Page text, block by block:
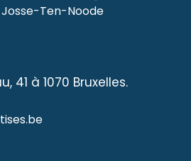
Ten-Noode
41 à 1070 Bruxelles.